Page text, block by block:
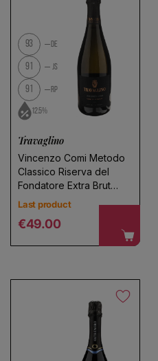
93 DE
91 JS
91 RP
12.5%
Travaglino
Vincenzo Comi Metodo
Classico Riserva del
Fondatore Extra Brut
2017
Last product
Regular price
€49.00